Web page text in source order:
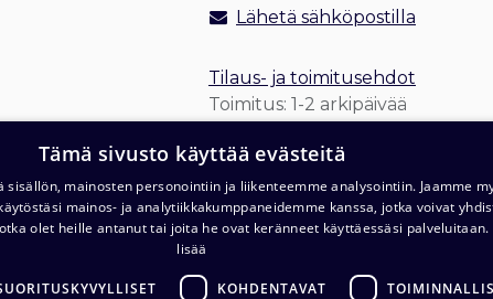
Lähetä sähköpostilla
Tilaus- ja toimitusehdot
Toimitus: 1-2 arkipäivää
Varasto ja noutopiste (ma-pe klo. 7-16)
Tämä sivusto käyttää evästeitä
sisällön, mainosten personointiin ja liikenteemme analysointiin. Jaamme
mainos- ja analytiikkakumppaneidemme kanssa, jotka voivat
olet heille antanut tai joita he ovat keränneet käyttäessäsi palveluitaan.
lisää
KOHDENTAVAT